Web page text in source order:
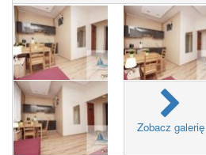
Zobacz galerię